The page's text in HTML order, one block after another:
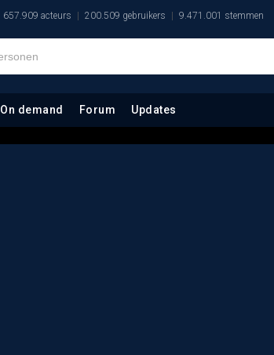
657.909 acteurs 200.509 gebruikers 9.471.001 stemmen
On demand Forum Updates